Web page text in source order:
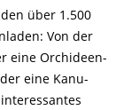
über 1.500
Von der
eine Orchideen-
eine Kanu-